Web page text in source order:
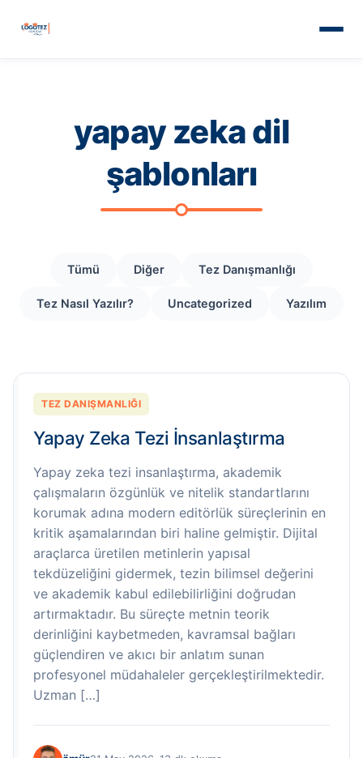
yapay zeka dil
şablonları
Tümü Diğer Tez Danışmanlığı
Tez Nasıl Yazılır? Uncategorized Yazılım
TEZ DANIŞMANLIĞI
Yapay Zeka Tezi İnsanlaştırma
Yapay zeka tezi insanlaştırma, akademik
çalışmaların özgünlük ve nitelik standartlarını
korumak adına modern editörlük süreçlerinin en
kritik aşamalarından biri haline gelmiştir. Dijital
araçlarca üretilen metinlerin yapısal
tekdüzeliğini gidermek, tezin bilimsel değerini
ve akademik kabul edilebilirliğini doğrudan
artırmaktadır. Bu süreçte metnin teorik
derinliğini kaybetmeden, kavramsal bağları
güçlendiren ve akıcı bir anlatım sunan
profesyonel müdahaleler gerçekleştirilmektedir.
Uzman […]